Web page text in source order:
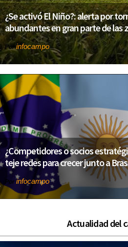
¿Se activó El Niño?: alerta por
abundantes en gran parte de las
Porinfocampo
¿Competidores o socios
teje redes para crecer junto a
Por infocampo
Actualidad del